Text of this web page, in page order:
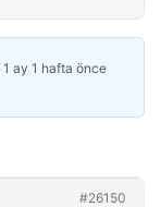
1 ay 1 hafta önce
#26150